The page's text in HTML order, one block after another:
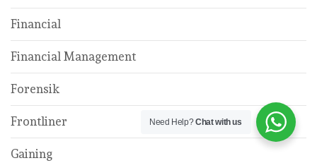
Financial
Financial Management
Forensik
Frontliner
Gaining
Need Help?Chat with us